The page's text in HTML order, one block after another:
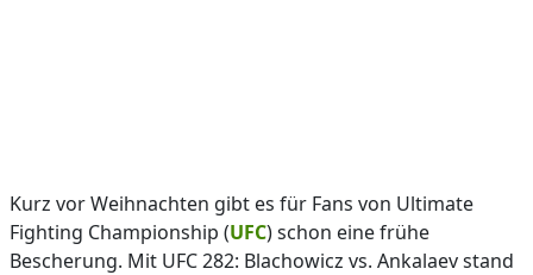
Kurz vor Weihnachten gibt es für Fans von Ultimate
Fighting Championship (UFC) schon eine frühe
Bescherung. Mit UFC 282: Blachowicz vs. Ankalaev stand